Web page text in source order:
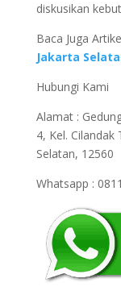
diskusikan
Baca Juga
Jakarta
Hubungi Kami
Alamat :
4, Kel. Cilandak
Selatan, 12560
Whatsapp :